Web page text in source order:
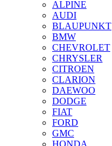
ALPINE
AUDI
BLAUPUNKT
BMW
CHEVROLET
CHRYSLER
CITROEN
CLARION
DAEWOO
DODGE
FIAT
FORD
GMC
HONDA